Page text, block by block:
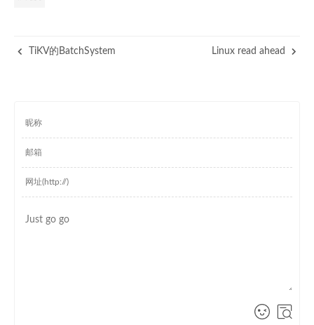
TiKV的BatchSystem Linux read ahead